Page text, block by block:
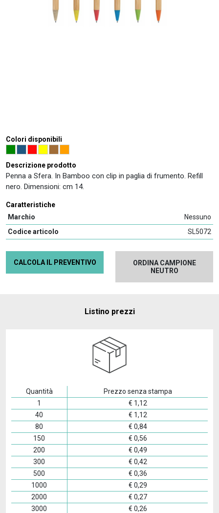
Descrizione prodotto
Penna a Sfera. In Bamboo con clip in paglia di frumento. Refill
nero. Dimensioni: cm 14.
Caratteristiche
Marchio
Nessuno
Codice articolo
SL5072
Colori disponibili
CALCOLA IL PREVENTIVO
ORDINA CAMPIONE
NEUTRO
Listino prezzi
Quantità
Prezzo senza stampa
1
€ 1,12
40
€ 1,12
80
€ 0,84
150
€ 0,56
200
€ 0,49
300
€ 0,42
500
€ 0,36
1000
€ 0,29
2000
€ 0,27
3000
€ 0,26